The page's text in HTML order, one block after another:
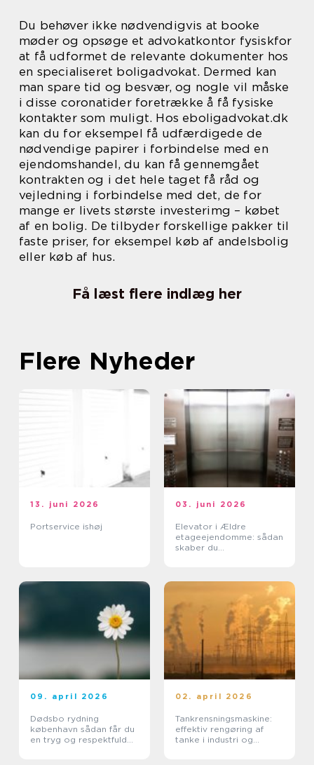
Du behøver ikke nødvendigvis at booke
møder og opsøge et advokatkontor fysiskfor
at få udformet de relevante dokumenter hos
en specialiseret boligadvokat. Dermed kan
man spare tid og besvær, og nogle vil måske
i disse coronatider foretrække å få fysiske
kontakter som muligt. Hos eboligadvokat.dk
kan du for eksempel få udfærdigede de
nødvendige papirer i forbindelse med en
ejendomshandel, du kan få gennemgået
kontrakten og i det hele taget få råd og
vejledning i forbindelse med det, de for
mange er livets største investerimg – købet
af en bolig. De tilbyder forskellige pakker til
faste priser, for eksempel køb af andelsbolig
eller køb af hus.
Få læst flere indlæg her
Flere Nyheder
13. juni 2026
Portservice ishøj
03. juni 2026
Elevator i Ældre
etageejendomme: sådan
skaber du
09. april 2026
Dødsbo rydning
københavn sådan får du
en tryg og respektfuld
02. april 2026
Tankrensningsmaskine:
effektiv rengøring af
tanke i industri og